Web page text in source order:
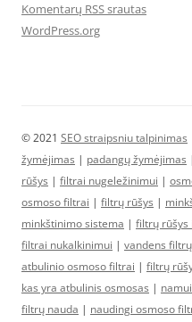
Komentarų RSS srautas
WordPress.org
© 2021 SEO straipsniu talpinimas
žymėjimas | padangų žymėjimas
rūšys | filtrai nugeležinimui |
osmoso filtrai | filtrų rūšys |
minkštinimo sistema | filtrų rūšys
filtrai nukalkinimui | vandens
atbulinio osmoso filtrai | filtrų
kas yra atbulinis osmosas |
filtrų nauda | naudingi osmoso